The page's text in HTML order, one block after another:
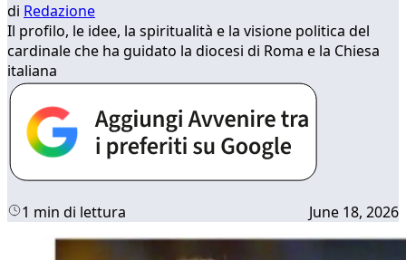
di Redazione
Il profilo, le idee, la spiritualità e la visione politica del
cardinale che ha guidato la diocesi di Roma e la Chiesa
italiana
1 min di lettura June 18, 2026